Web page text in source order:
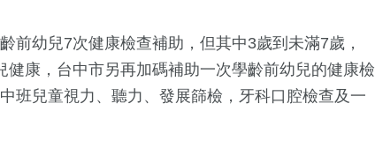
前幼兒7次健康檢查補助，但其中3歲到未滿7歲，
康，台中市另再加碼補助一次學齡前幼兒的健康檢
班兒童視力、聽力、發展篩檢，牙科口腔檢查及一